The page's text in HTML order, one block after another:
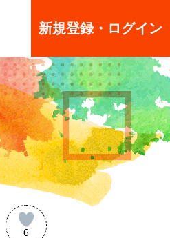
新規登録・ログイン
6